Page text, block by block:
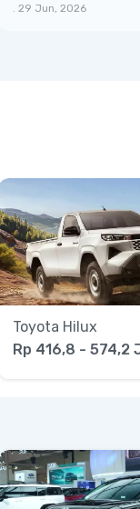
. 29 Jun, 2026
Toyota Hilux
Rp 416,8 - 574,2